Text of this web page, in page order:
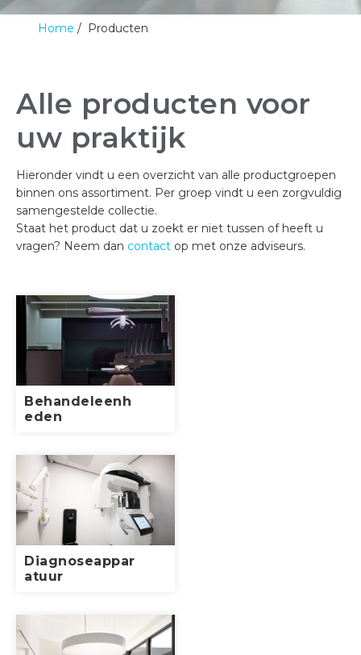
Home Producten
Alle producten voor
uw praktijk
Hieronder vindt u een overzicht van alle productgroepen
binnen ons assortiment. Per groep vindt u een zorgvuldig
samengestelde collectie.
Staat het product dat u zoekt er niet tussen of heeft u
vragen? Neem dan contact op met onze adviseurs.
Behandeleenh
eden
Diagnoseappar
atuur